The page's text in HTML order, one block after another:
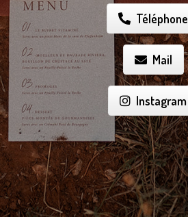
Téléphone
Mail
Instagram